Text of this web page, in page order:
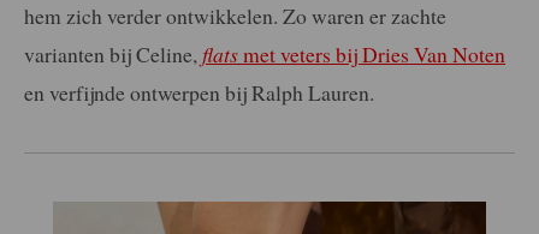
hem zich verder ontwikkelen. Zo waren er zachte
varianten bij Celine, flatsmet veters bij Dries Van Noten
en verfijnde ontwerpen bij Ralph Lauren.